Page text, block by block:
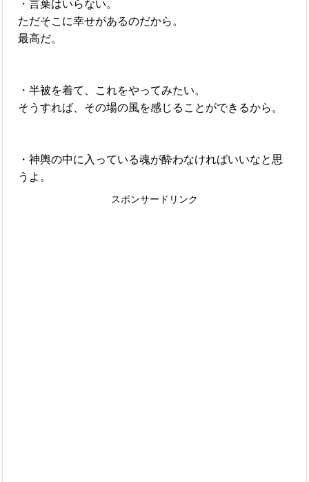
・言葉はいらない。
ただそこに幸せがあるのだから。
最高だ。
・半被を着て、これをやってみたい。
そうすれば、その場の風を感じることができるから。
・神輿の中に入っている魂が酔わなければいいなと思
うよ。
スポンサードリンク